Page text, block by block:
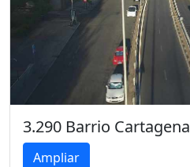
3.290 Barrio Cartagena
Ampliar